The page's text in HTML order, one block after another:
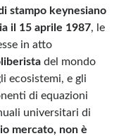
stampo keynesiano
il 15 aprile 1987, le
in atto
del mondo
ecosistemi, e gli
di equazioni
universitari di
mercato, non è